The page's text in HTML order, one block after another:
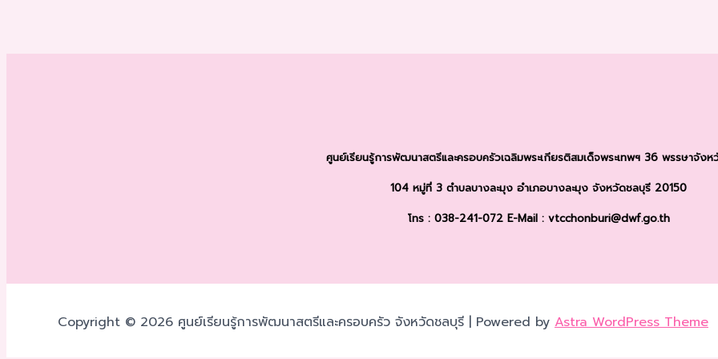
ศูนย์เรียนรู้การพัฒนาสตรีและครอบครัวเฉลิมพระเกียรติสมเด็จพระเทพฯ 36 พรรษาจังห
104 หมู่ที่ 3 ตำบลบางละมุง อำเภอบางละมุง จังหวัดชลบุรี 20150
โทร : 038-241-072 E-Mail : vtcchonburi@dwf.go.th
Copyright © 2026 ศูนย์เรียนรู้การพัฒนาสตรีและครอบครัว จังหวัดชลบุรี | Powered by Astra WordPress Theme